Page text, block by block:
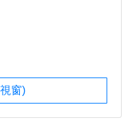
窗)